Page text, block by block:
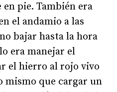
en pie. También era
el andamio a las
bajar hasta la hora
era manejar el
el hierro al rojo vivo
mismo que cargar un